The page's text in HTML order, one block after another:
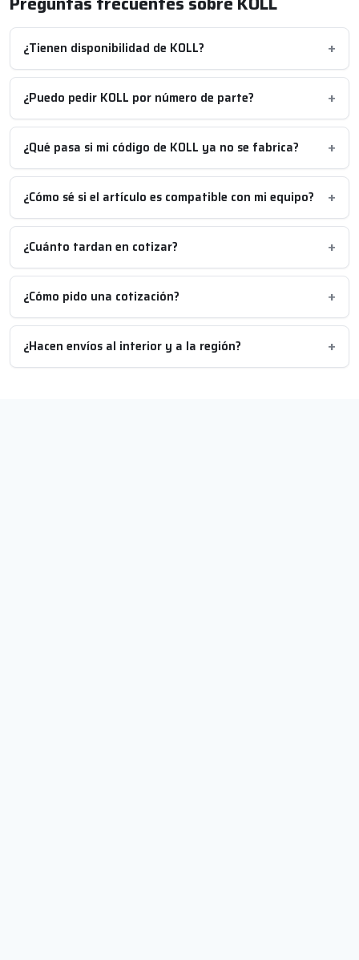
¿Tienen disponibilidad de KOLL?
¿Puedo pedir KOLL por número de parte?
¿Qué pasa si mi código de KOLL ya no se fabrica?
¿Cómo sé si el artículo es compatible con mi equipo?
¿Cuánto tardan en cotizar?
¿Cómo pido una cotización?
¿Hacen envíos al interior y a la región?